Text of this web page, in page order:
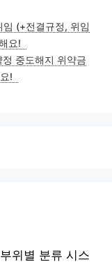
(+전결규정, 위임
요!
중도해지 위약금
!
위별 분류 시스